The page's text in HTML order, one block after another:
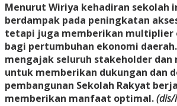
Menurut Wiriya kehadiran sekolah
berdampak pada peningkatan
tetapi juga memberikan multiplier
bagi pertumbuhan ekonomi
mengajak seluruh stakeholder dan
untuk memberikan dukungan dan
pembangunan Sekolah Rakyat
memberikan manfaat optimal.(dis/